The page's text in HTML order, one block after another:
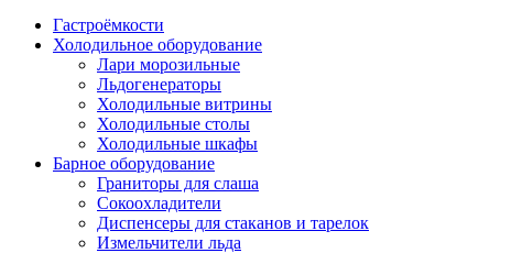
Гастроёмкости
Холодильное оборудование
Лари морозильные
Льдогенераторы
Холодильные витрины
Холодильные столы
Холодильные шкафы
Барное оборудование
Граниторы для слаша
Сокоохладители
Диспенсеры для стаканов и тарелок
Измельчители льда